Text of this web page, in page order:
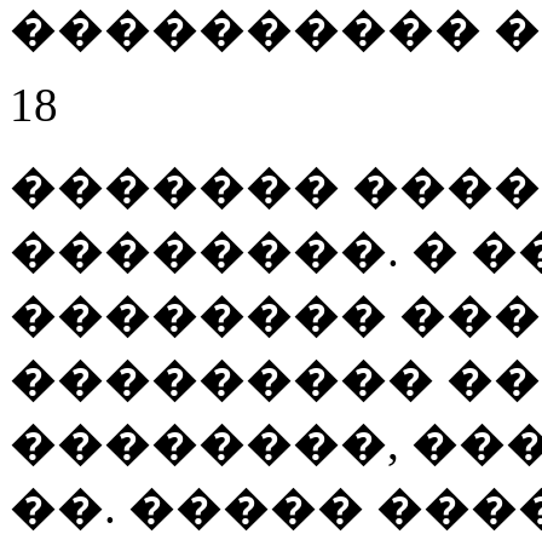
����������
18
�������
��������. �
��������
���������
��������,
��. �����